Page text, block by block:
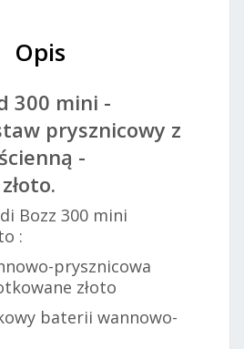
Opis
300 mini -
prysznicowy z
-
Bozz 300 mini
:
prysznicowa
złoto
baterii wannowo-